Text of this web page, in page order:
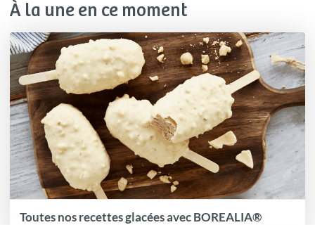
À la une en ce moment
Toutes nos recettes glacées avec BOREALIA®